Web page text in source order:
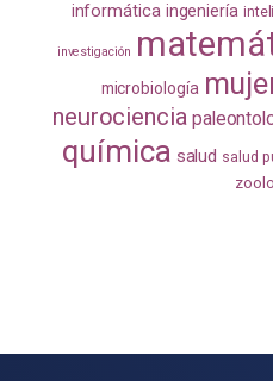
informática ingeniería
investigación
microbiología
neurociencia
química salud salud